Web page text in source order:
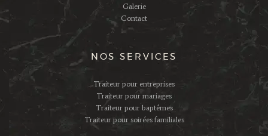
Galerie
Contact
NOS SERVICES
Traiteur pour entreprises
Traiteur pour mariages
Traiteur pour baptêmes
Traiteur pour soirées familiales